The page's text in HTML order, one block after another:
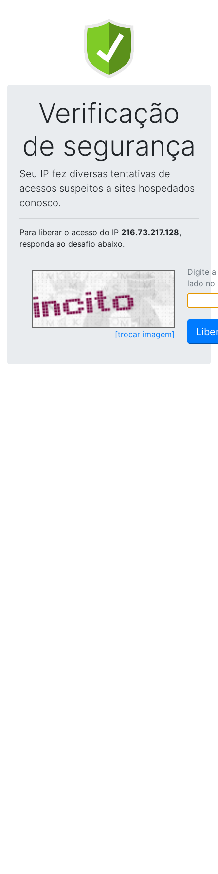
Verificação
de segurança
Seu IP fez diversas tentativas de
acessos suspeitos a sites hospedados
conosco.
Para liberar o acesso do IP 216.73.217.128,
responda ao desafio abaixo.
[trocar imagem]
Digite
lado no